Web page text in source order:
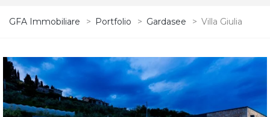
GFA Immobiliare > Portfolio > Gardasee > Villa Giulia